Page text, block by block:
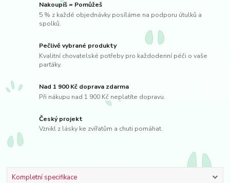
Nakoupíš = Pomůžeš
5 % z každé objednávky posíláme na podporu útulků a
spolků.
Pečlivě vybrané produkty
Kvalitní chovatelské potřeby pro každodenní péči o vaše
parťáky.
Nad 1 900 Kč doprava zdarma
Při nákupu nad 1 900 Kč neplatíte dopravu.
Český projekt
Vznikl z lásky ke zvířatům a chuti pomáhat.
Kompletní specifikace